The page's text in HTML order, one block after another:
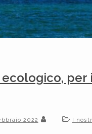
ecologico, per
2022 I